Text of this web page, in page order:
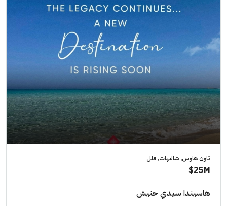
تاون هاوس, شاليهات, فلل
25M$
هاسيندا سيدي حنيش